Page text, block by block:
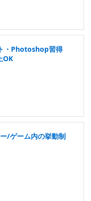
・Photoshop習得
OK
/ゲーム内の挙動制